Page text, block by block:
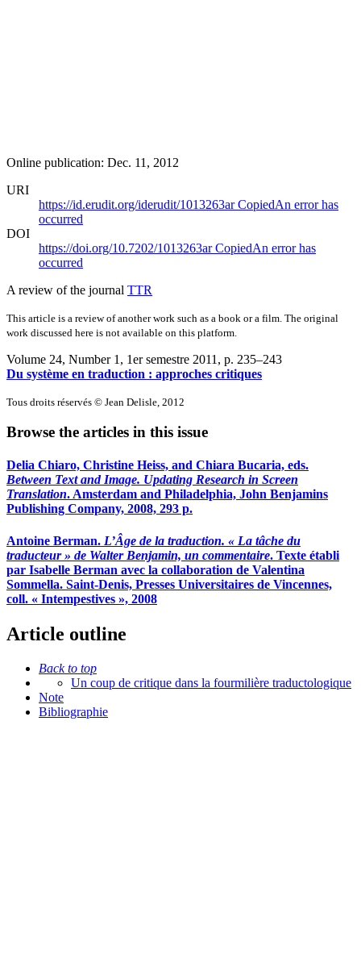
Online publication: Dec. 11, 2012
URI
https://id.erudit.org/iderudit/1013263arCopiedAn error has
occurred
DOI
https://doi.org/10.7202/1013263arCopiedAn error has
occurred
A review of the journal TTR
This article is a review of another work such as a book or a film. The original
work discussed here is not available on this platform.
Volume 24, Number 1, 1er semestre 2011 , p. 235–243
Du système en traduction : approches critiques
Tous droits réservés © Jean Delisle, 2012
Browse the articles in this issue
Delia Chiaro, Christine Heiss, and Chiara Bucaria, eds.
Between Text and Image. Updating Research in Screen
Translation. Amsterdam and Philadelphia, John Benjamins
Publishing Company, 2008, 293 p.
Antoine Berman. L’Âge de la traduction. « La tâche du
traducteur » de Walter Benjamin, un commentaire. Texte établi
par Isabelle Berman avec la collaboration de Valentina
Sommella. Saint-Denis, Presses Universitaires de Vincennes,
coll. « Intempestives », 2008
Article outline
Back to top
Un coup de critique dans la fourmilière traductologique
Note
Bibliographie